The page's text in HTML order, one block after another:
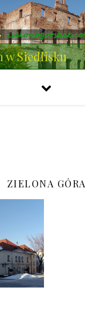
w Siedlisku
ZIELONA GÓRA